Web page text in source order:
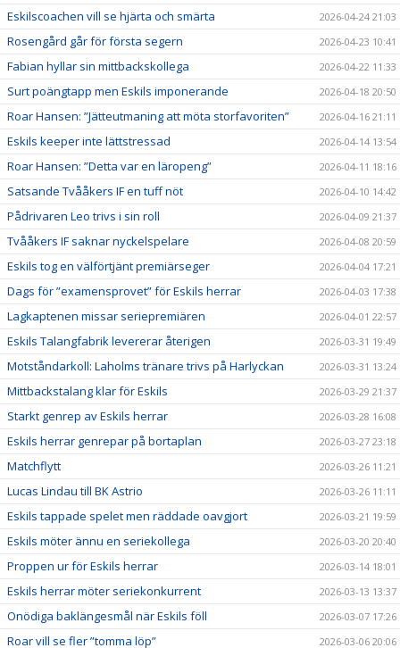
Eskilscoachen vill se hjärta och smärta 2026-04-24 21:03
Rosengård går för första segern 2026-04-23 10:41
Fabian hyllar sin mittbackskollega 2026-04-22 11:33
Surt poängtapp men Eskils imponerande 2026-04-18 20:50
Roar Hansen: ”Jätteutmaning att möta storfavoriten” 2026-04-16 21:11
Eskils keeper inte lättstressad 2026-04-14 13:54
Roar Hansen: ”Detta var en läropeng” 2026-04-11 18:16
Satsande Tvååkers IF en tuff nöt 2026-04-10 14:42
Pådrivaren Leo trivs i sin roll 2026-04-09 21:37
Tvååkers IF saknar nyckelspelare 2026-04-08 20:59
Eskils tog en välförtjänt premiärseger 2026-04-04 17:21
Dags för ”examensprovet” för Eskils herrar 2026-04-03 17:38
Lagkaptenen missar seriepremiären 2026-04-01 22:57
Eskils Talangfabrik levererar återigen 2026-03-31 19:49
Motståndarkoll: Laholms tränare trivs på Harlyckan 2026-03-31 13:24
Mittbackstalang klar för Eskils 2026-03-29 21:37
Starkt genrep av Eskils herrar 2026-03-28 16:08
Eskils herrar genrepar på bortaplan 2026-03-27 23:18
Matchflytt 2026-03-26 11:21
Lucas Lindau till BK Astrio 2026-03-26 11:11
Eskils tappade spelet men räddade oavgjort 2026-03-21 19:59
Eskils möter ännu en seriekollega 2026-03-20 20:40
Proppen ur för Eskils herrar 2026-03-14 18:01
Eskils herrar möter seriekonkurrent 2026-03-13 13:37
Onödiga baklängesmål när Eskils föll 2026-03-07 17:26
Roar vill se fler ”tomma löp” 2026-03-06 20:06